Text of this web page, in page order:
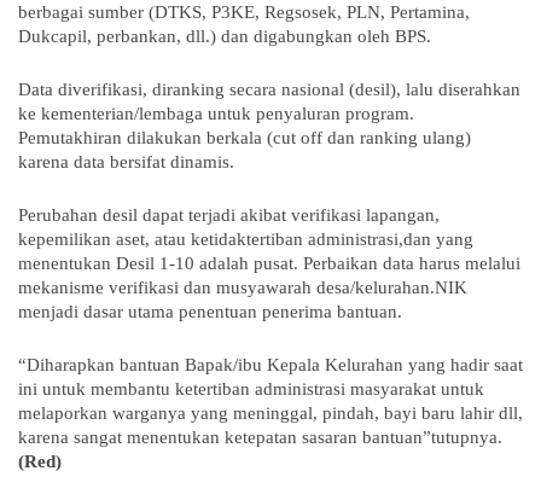
berbagai sumber (DTKS, P3KE, Regsosek, PLN, Pertamina,
Dukcapil, perbankan, dll.) dan digabungkan oleh BPS.
Data diverifikasi, diranking secara nasional (desil), lalu diserahkan
ke kementerian/lembaga untuk penyaluran program.
Pemutakhiran dilakukan berkala (cut off dan ranking ulang)
karena data bersifat dinamis.
Perubahan desil dapat terjadi akibat verifikasi lapangan,
kepemilikan aset, atau ketidaktertiban administrasi,dan yang
menentukan Desil 1-10 adalah pusat. Perbaikan data harus melalui
mekanisme verifikasi dan musyawarah desa/kelurahan.NIK
menjadi dasar utama penentuan penerima bantuan.
“Diharapkan bantuan Bapak/ibu Kepala Kelurahan yang hadir saat
ini untuk membantu ketertiban administrasi masyarakat untuk
melaporkan warganya yang meninggal, pindah, bayi baru lahir dll,
karena sangat menentukan ketepatan sasaran bantuan”tutupnya.
(Red)